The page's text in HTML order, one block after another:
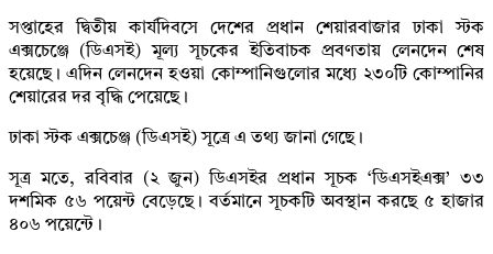
সপ্তাহের দ্বিতীয় কার্যদিবসে দেশের প্রধান শেয়ারবাজার ঢাকা স্টক
এক্সচেঞ্জে (ডিএসই) মূল্য সূচকের ইতিবাচক প্রবণতায় লেনদেন শেষ
হয়েছে। এদিন লেনদেন হওয়া কোম্পানিগুলোর মধ্যে ২৩০টি কোম্পানির
শেয়ারের দর বৃদ্ধি পেয়েছে।
ঢাকা স্টক এক্সচেঞ্জ (ডিএসই) সূত্রে এ তথ্য জানা গেছে।
সূত্র মতে, রবিবার (২ জুন) ডিএসইর প্রধান সূচক ‘ডিএসইএক্স’ ৩৩
দশমিক ৫৬ পয়েন্ট বেড়েছে। বর্তমানে সূচকটি অবস্থান করছে ৫ হাজার
৪০৬ পয়েন্টে।